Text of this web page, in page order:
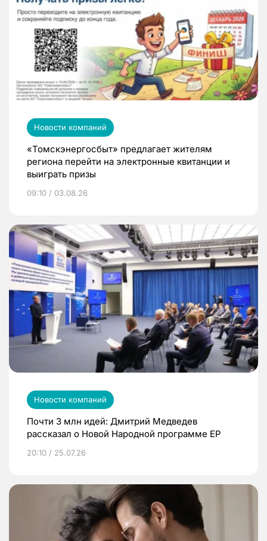
Новости компаний
«Томскэнергосбыт» предлагает жителям
региона перейти на электронные квитанции и
выиграть призы
09:10 / 03.08.26
Новости компаний
Почти 3 млн идей: Дмитрий Медведев
рассказал о Новой Народной программе ЕР
20:10 / 25.07.26